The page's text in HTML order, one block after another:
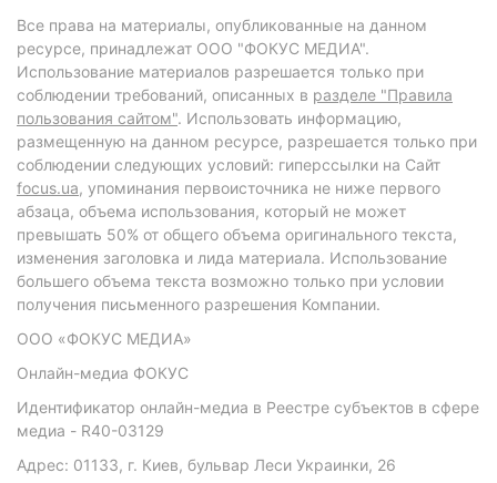
Все права на материалы, опубликованные на данном
ресурсе, принадлежат ООО "ФОКУС МЕДИА".
Использование материалов разрешается только при
соблюдении требований, описанных в разделе "Правила
пользования сайтом". Использовать информацию,
размещенную на данном ресурсе, разрешается только при
соблюдении следующих условий: гиперссылки на Сайт
focus.ua, упоминания первоисточника не ниже первого
абзаца, объема использования, который не может
превышать 50% от общего объема оригинального текста,
изменения заголовка и лида материала. Использование
большего объема текста возможно только при условии
получения письменного разрешения Компании.
ООО «ФОКУС МЕДИА»
Онлайн-медиа ФОКУС
Идентификатор онлайн-медиа в Реестре субъектов в сфере
медиа - R40-03129
Адрес: 01133, г. Киев, бульвар Леси Украинки, 26